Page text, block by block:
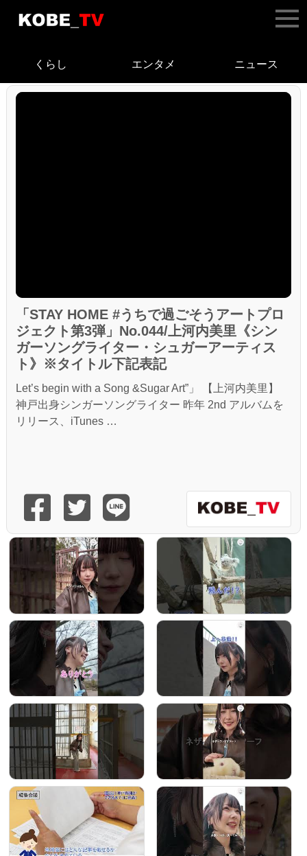
くらし エンタメ ニュース
「STAY HOME #うちで過ごそうアートプロ
ジェクト第3弾」No.044/上河内美里《シン
ガーソングライター・シュガーアーティス
ト》※タイトル下記表記
Let’s begin with a Song &Sugar Art”」 【上河内美里】
神戸出身シンガーソングライター 昨年 2nd アルバムを
リリース、iTunes …